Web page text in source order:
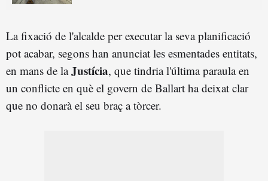
La fixació de l'alcalde per executar la seva planificació
pot acabar, segons han anunciat les esmentades entitats,
en mans de laJustícia, que tindria l'última paraula en
un conflicte en què el govern de Ballart ha deixat clar
que no donarà el seu braç a tòrcer.